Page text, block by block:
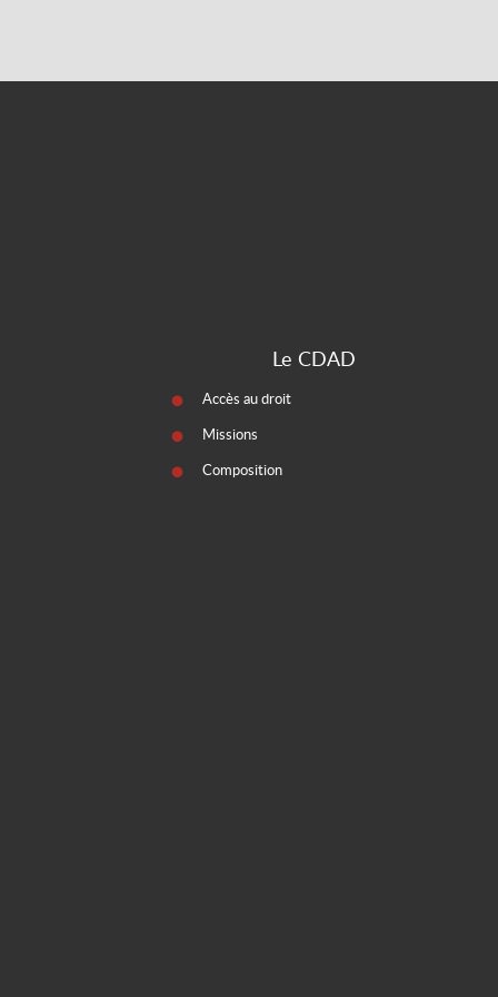
Le CDAD
Accès au droit
Missions
Composition